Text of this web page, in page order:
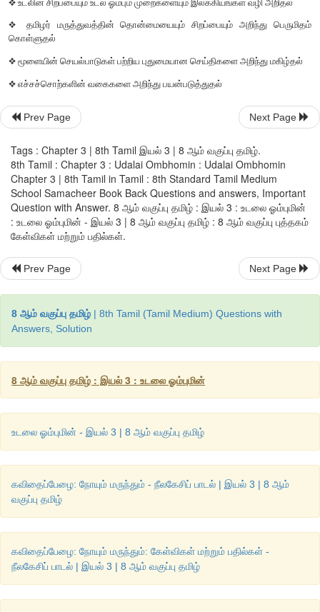
கற்றல் நோக்கங்கள்
❖ உடலின் சிறப்பையும் உடல் ஓம்பும் முறைகளையும் இலக்கியங்கள்
❖தமிழர் மருத்துவத்தின் தொன்மையையும் சிறப்பையும்
கொள்ளுதல்
❖ மூளையின் செயல்பாடுகள் பற்றிய புதுமையான செய்திகளை
❖ எச்சச்சொற்களின் வகைகளை அறிந்து பயன்படுத்துதல்
Prev Page Next Page
Tags : Chapter 3 | 8th Tamil இயல் 3 | 8 ஆம் வகுப்பு தமிழ்.
8th Tamil : Chapter 3 : Udalai Ombhomin : Udalai Ombhomin
Chapter 3 | 8th Tamil in Tamil : 8th Standard Tamil Medium
School Samacheer Book Back Questions and answers, Important
Question with Answer. 8 ஆம் வகுப்பு தமிழ் : இயல் 3 : உடலை ஓம்புமின்
: உடலை ஓம்புமின் - இயல் 3 | 8 ஆம் வகுப்பு தமிழ் : 8 ஆம் வகுப்பு புத்தகம்
கேள்விகள் மற்றும் பதில்கள்.
Prev Page Next Page
8 ஆம் வகுப்பு தமிழ் | 8th Tamil (Tamil Medium) Questions with
Answers, Solution
8 ஆம் வகுப்பு தமிழ் : இயல் 3 : உடலை ஓம்புமின்
உடலை ஓம்புமின் - இயல் 3 | 8 ஆம் வகுப்பு தமிழ்
கவிதைப்பேழை: நோயும் மருந்தும் - நீலகேசிப் பாடல் | இயல் 3 | 8 ஆம்
வகுப்பு தமிழ்
கவிதைப்பேழை: நோயும் மருந்தும்: கேள்விகள் மற்றும் பதில்கள் -
நீலகேசிப் பாடல் | இயல் 3 | 8 ஆம் வகுப்பு தமிழ்